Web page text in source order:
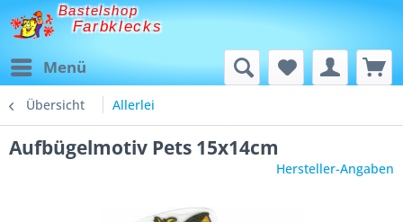
Bastelshop
Farbklecks
Menü
Übersicht Allerlei
Aufbügelmotiv Pets 15x14cm
Hersteller-Angaben